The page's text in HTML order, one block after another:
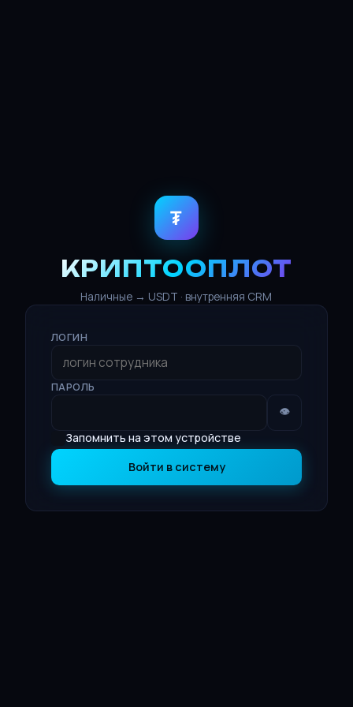
₮
КРИПТООПЛОТ
Наличные → USDT · внутренняя CRM
ЛОГИН
ПАРОЛЬ
👁
Запомнить на этом устройстве
Войти в систему